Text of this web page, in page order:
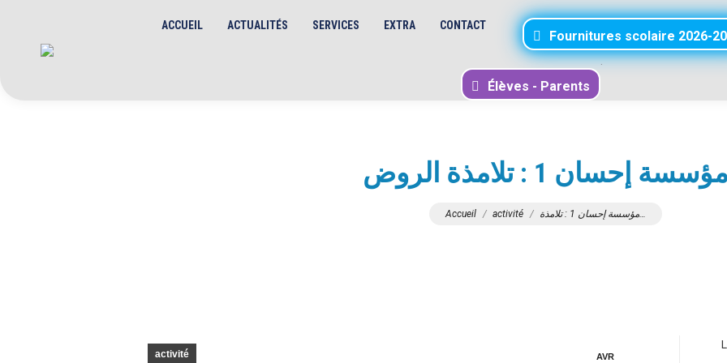
ACCUEIL ACTUALITÉS SERVICES EXTRA CONTACT
Fournitures scolaire 2026-
Élèves - Parents
.
مؤسسة إحسان 1 : تلامذة الروض
Accueil activité مؤسسة إحسان 1 : تلامذة…
AVR
activité